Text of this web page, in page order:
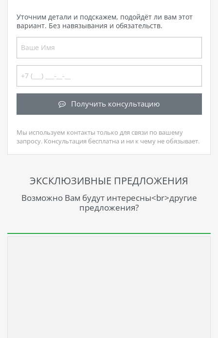
Уточним детали и подскажем, подойдёт ли вам этот
вариант. Без навязывания и обязательств.
Получить консультацию
Мы используем контакты только для связи по вашему
запросу. Консультация бесплатна и ни к чему не обязывает.
ЭКСКЛЮЗИВНЫЕ ПРЕДЛОЖЕНИЯ
Возможно Вам будут интересны<br>другие
предложения?